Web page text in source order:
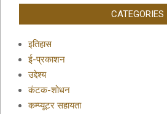
CATEGORIES
इतिहास
ई-प्रकाशन
उद्देश्य
कंटक-शोधन
कम्प्यूटर सहायता